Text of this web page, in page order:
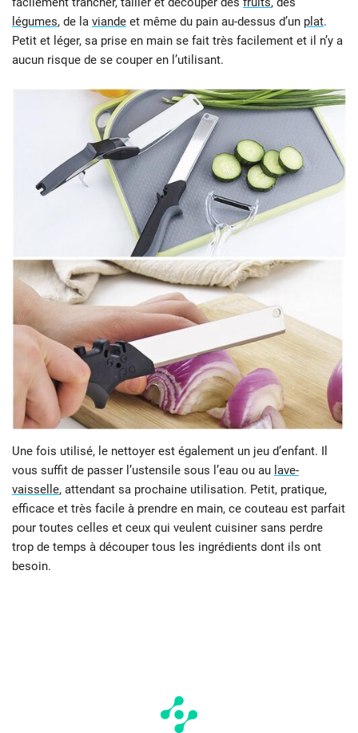
légumes, de la viande et même du pain au-dessus d’un plat.
Petit et léger, sa prise en main se fait très facilement et il n’y a
aucun risque de se couper en l’utilisant.
Une fois utilisé, le nettoyer est également un jeu d’enfant. Il
vous suffit de passer l’ustensile sous l’eau ou au lave-
vaisselle, attendant sa prochaine utilisation. Petit, pratique,
efficace et très facile à prendre en main, ce couteau est parfait
pour toutes celles et ceux qui veulent cuisiner sans perdre
trop de temps à découper tous les ingrédients dont ils ont
besoin.